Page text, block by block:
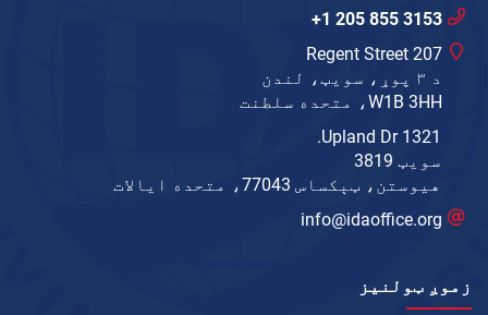
+1 205 855 3153
207 Regent Street
د ۳ پوړ، سویټ، لندن
W1B 3HH، متحده سلطنت
1321 Upland Dr.
سویټ 3819
هیوستن، ټېکساس 77043، متحده ایالات
info@idaoffice.org
زموږ ټولنیز